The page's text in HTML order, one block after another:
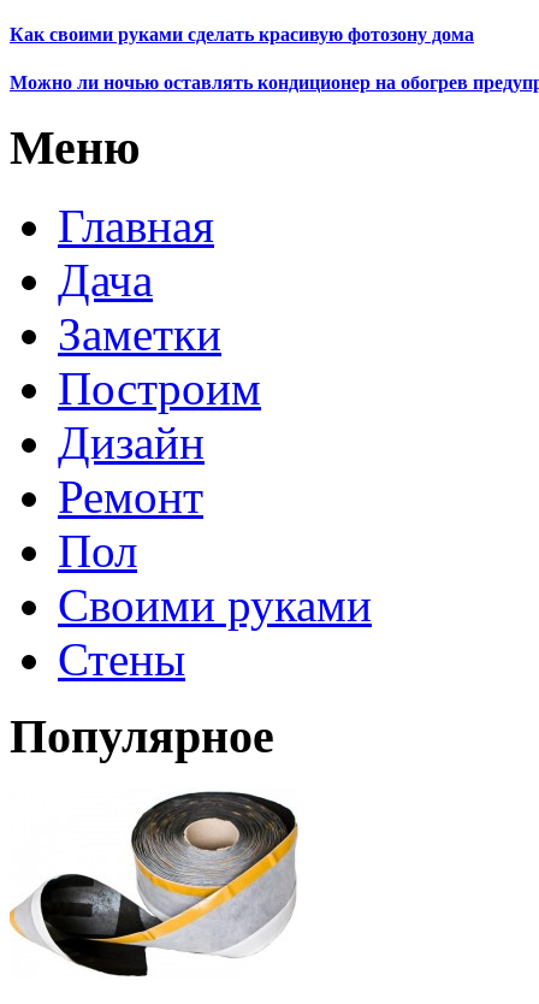
Как своими руками сделать красивую фотозону дома
Можно ли ночью оставлять кондиционер на обогрев
Меню
Главная
Дача
Заметки
Построим
Дизайн
Ремонт
Пол
Своими руками
Стены
Популярное